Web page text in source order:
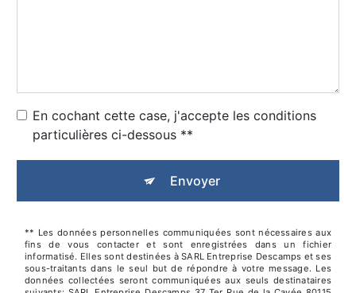
En cochant cette case, j'accepte les conditions
particulières ci-dessous **
Envoyer
** Les données personnelles communiquées sont nécessaires aux
fins de vous contacter et sont enregistrées dans un fichier
informatisé. Elles sont destinées à SARL Entreprise Descamps et ses
sous-traitants dans le seul but de répondre à votre message. Les
données collectées seront communiquées aux seuls destinataires